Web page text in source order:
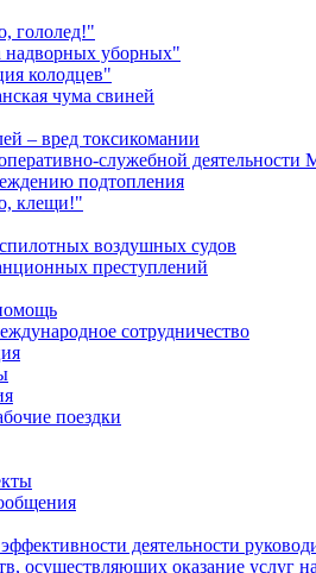
гололед!"
надворных уборных"
колодцев"
чума свиней
– вред токсикомании
оперативно-служебной
подтопления
клещи!"
воздушных судов
преступлений
сотрудничество
поездки
деятельности
осуществляющих оказание услуг